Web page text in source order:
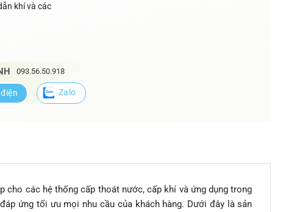
khí và các
093.56.50.918
Zalo
cho các hệ thống cấp thoát nước, cấp khí và ứng dụng trong
ứng tối ưu mọi nhu cầu của khách hàng. Dưới đây là sản